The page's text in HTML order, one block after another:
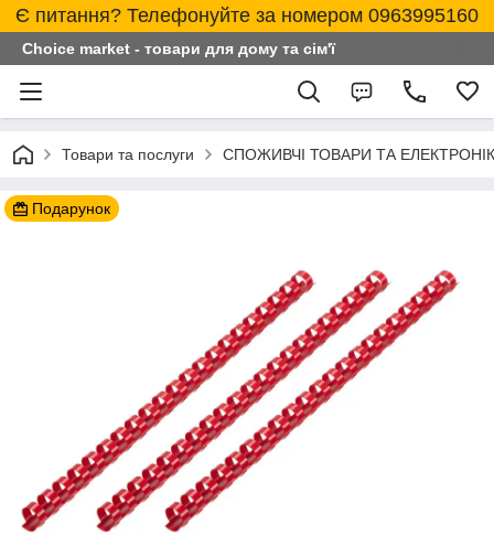
Є питання? Телефонуйте за номером 0963995160
Choice market - товари для дому та сім'ї
Товари та послуги СПОЖИВЧІ ТОВАРИ ТА
Подарунок